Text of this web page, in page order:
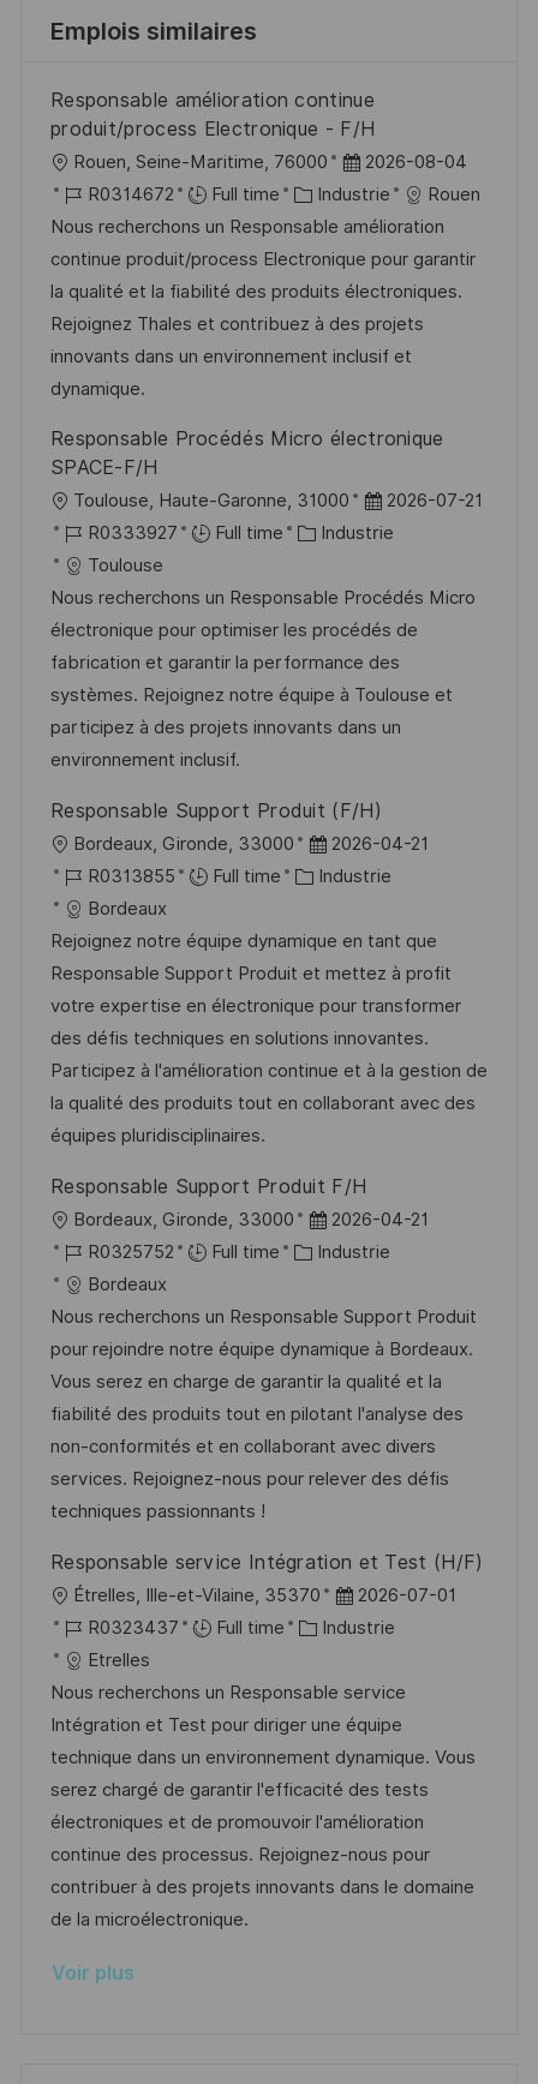
Emplois similaires
Responsable amélioration continue
produit/process Electronique - F/H
o
c
a
l
i
s
a
i
Rouen, Seine-Maritime, 76000
D
a
t
e
d
’
a
i
2026-08-04
R
é
f
é
r
e
n
e
p
o
R0314672 Full time
C
a
t
é
g
o
e
Industrie
Rouen
Nous recherchons un Responsable amélioration
continue produit/process Electronique pour garantir
la qualité et la fiabilité des produits électroniques.
Rejoignez Thales et contribuez à des projets
innovants dans un environnement inclusif et
dynamique.
Responsable Procédés Micro électronique
SPACE-F/H
o
c
a
l
i
s
a
t
o
n
Toulouse, Haute-Garonne, 31000
D
a
e
d
’
a
f
c
h
a
e
2026-07-21
R
é
f
é
r
e
n
c
d
u
p
o
s
t
e
R0333927 Full time
C
t
é
g
o
r
Industrie
Toulouse
Nous recherchons un Responsable Procédés Micro
électronique pour optimiser les procédés de
fabrication et garantir la performance des
systèmes. Rejoignez notre équipe à Toulouse et
participez à des projets innovants dans un
environnement inclusif.
Responsable Support Produit (F/H)
o
c
a
l
i
s
a
t
i
n
Bordeaux, Gironde, 33000
D
a
e
d
’
a
f
f
h
a
g
2026-04-21
R
é
f
é
r
e
n
c
e
u
p
o
s
t
e
R0313855 Full time
C
t
é
g
o
r
i
Industrie
Bordeaux
Rejoignez notre équipe dynamique en tant que
Responsable Support Produit et mettez à profit
votre expertise en électronique pour transformer
des défis techniques en solutions innovantes.
Participez à l'amélioration continue et à la gestion de
la qualité des produits tout en collaborant avec des
équipes pluridisciplinaires.
Responsable Support Produit F/H
o
c
a
l
i
s
a
t
i
n
Bordeaux, Gironde, 33000
D
a
e
d
’
a
f
f
h
a
g
2026-04-21
R
é
f
é
r
e
n
c
e
u
p
o
s
t
e
R0325752 Full time
C
t
é
g
o
r
i
Industrie
Bordeaux
Nous recherchons un Responsable Support Produit
pour rejoindre notre équipe dynamique à Bordeaux.
Vous serez en charge de garantir la qualité et la
fiabilité des produits tout en pilotant l'analyse des
non-conformités et en collaborant avec divers
services. Rejoignez-nous pour relever des défis
techniques passionnants !
Responsable service Intégration et Test (H/F)
o
c
a
l
i
s
a
t
i
o
Étrelles, Ille-et-Vilaine, 35370
D
a
e
d
’
a
f
f
i
2026-07-01
R
é
f
é
r
e
n
c
e
d
p
R0323437 Full time
C
t
é
g
o
r
i
e
Industrie
Etrelles
Nous recherchons un Responsable service
Intégration et Test pour diriger une équipe
technique dans un environnement dynamique. Vous
serez chargé de garantir l'efficacité des tests
électroniques et de promouvoir l'amélioration
continue des processus. Rejoignez-nous pour
contribuer à des projets innovants dans le domaine
de la microélectronique.
Voir plus